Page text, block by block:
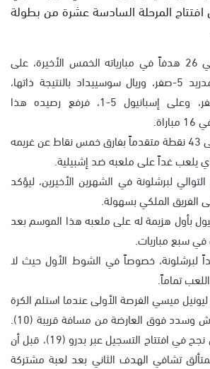
افتتاح المرحلة السادسة عشرة من بطولة
وسجل الفريق الكاتالوني 26 هدفاً في مبارياته الخمس الأخيرة، على
ألميريا 8-صفر، وريال مدريد 5-صفر، وريال سوسييداد بالنتيجة ذاتها،
وعلى أوساسونا 3-صفر، وعلى إسبانيول 5-1، فرفع رصيده هذا
ورفع برشلونة رصيده إلى 43 نقطة متقدماً بفارق خمس نقاط عن غريمه
يلعب غداً على ملعبه ضد إشبيلية.
لبرشلونة في الشهرين الأخيرين، ليؤكد
الفريق الملكي بسهولة.
بأول هزيمة له على ملعبه هذا الموسم بعد
سبع مباريات.
لبرشلونة، خصوصاً في الشوط الأول حيث لا
تماماً.
ليونيل ميسي الفرصة الأولى عندما استلم الكرة
من البرازيلي دانيال ألفيش وسدد فوق العارضة من مسافة قريبة (10).
بيد أن الفريق الكاتالوني نجح في افتتاح التسجيل عبر بدرو (19)، قبل أن
تشافي الهدف الثاني بعد لعبة مشتركة